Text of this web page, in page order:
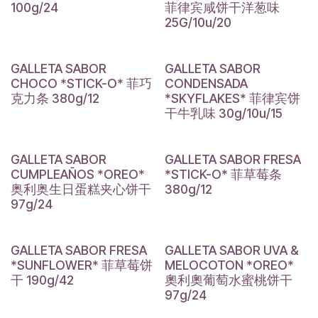
100g/24
菲律宾咸饼干洋葱味
25G/10u/20
GALLETA SABOR
CHOCO *STICK-O* 菲巧
克力条 380g/12
GALLETA SABOR
CONDENSADA
*SKYFLAKES* 菲律宾饼
干牛乳味 30g/10u/15
GALLETA SABOR
CUMPLEAÑOS *OREO*
奥利奥生日蛋糕夹心饼干
97g/24
GALLETA SABOR FRESA
*STICK-O* 菲草莓条
380g/12
GALLETA SABOR FRESA
*SUNFLOWER* 菲草莓饼
干 190g/42
GALLETA SABOR UVA &
MELOCOTON *OREO*
奧利奧葡萄水蜜桃饼干
97g/24